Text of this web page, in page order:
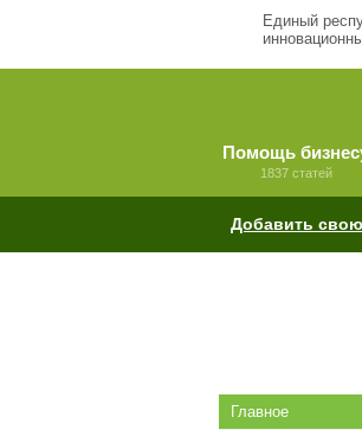
Единый
Помощь
1837 статей
Добавить свою
Главное